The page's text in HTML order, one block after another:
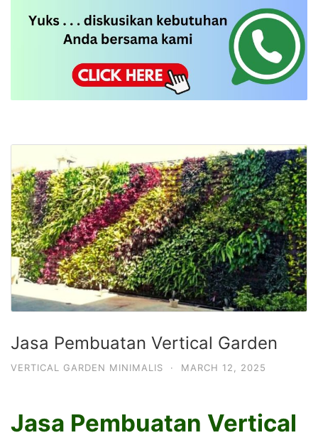
Jasa Pembuatan Vertical Garden
VERTICAL GARDEN MINIMALIS · MARCH 12, 2025
Jasa Pembuatan Vertical